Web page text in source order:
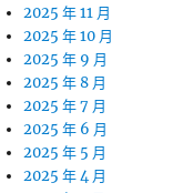
2025 年 11 月
2025 年 10 月
2025 年 9 月
2025 年 8 月
2025 年 7 月
2025 年 6 月
2025 年 5 月
2025 年 4 月